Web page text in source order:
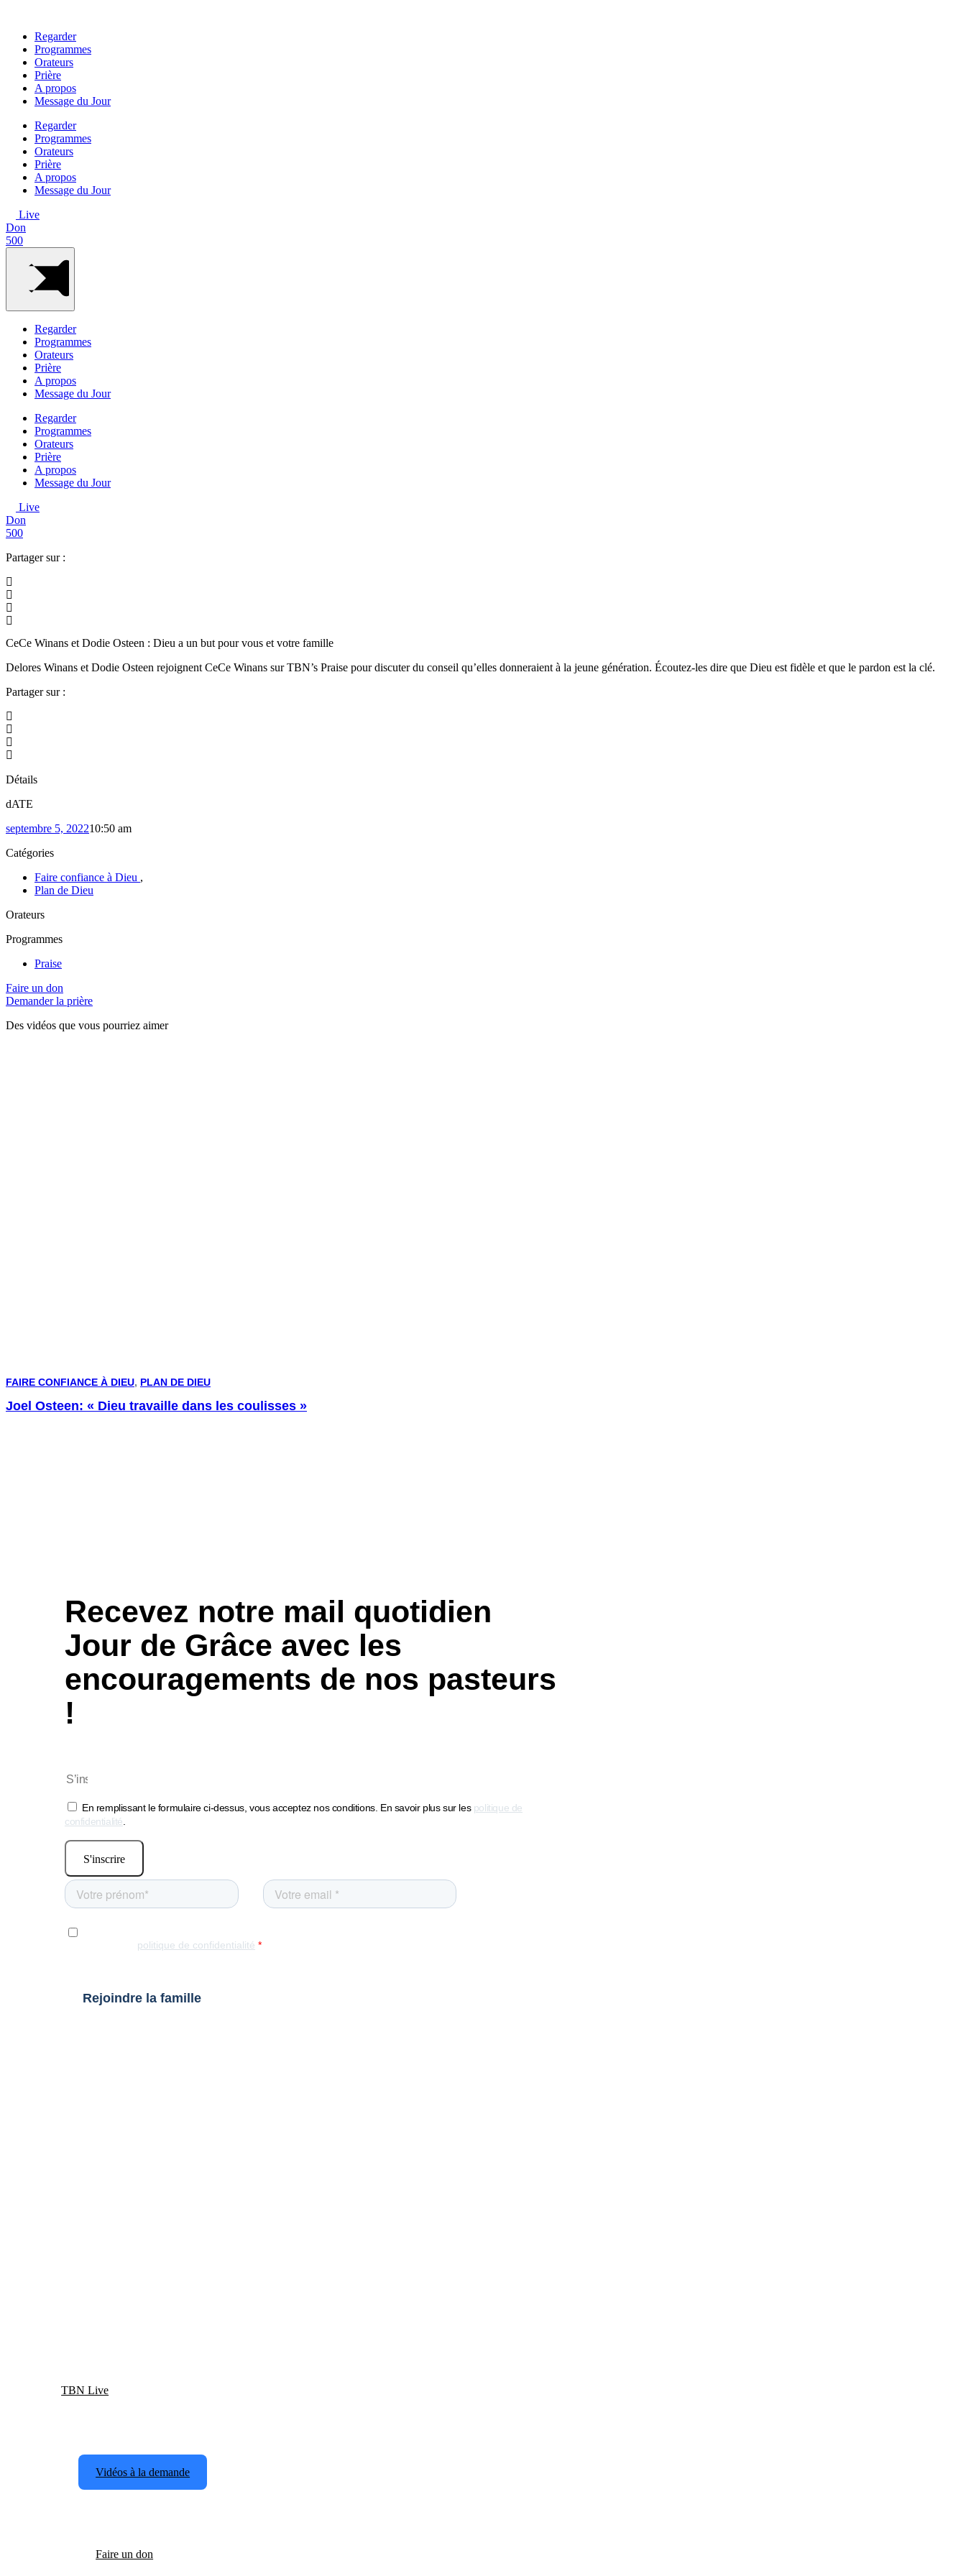
contenuRegarder
Programmes
Orateurs
Prière
A propos
Message du Jour
Regarder
Programmes
Orateurs
Prière
A propos
Message du Jour
Live
Don
500
Regarder
Programmes
Orateurs
Prière
A propos
Message du Jour
Regarder
Programmes
Orateurs
Prière
A propos
Message du Jour
Live
Don
500
Partager sur :
CeCe Winans et Dodie Osteen : Dieu a un but pour vous et votre famille
Delores Winans et Dodie Osteen rejoignent CeCe Winans sur TBN’s Praise pour discuter du conseil qu’elles donneraient à la jeune génération. Écoutez-les dire que Dieu est fidèle et que le pardon est la clé.
Partager sur :
Détails
dATE
septembre 5, 202210:50 am
Catégories
Faire confiance à Dieu ,
Plan de Dieu
Orateurs
Programmes
Praise
Faire un don
Demander la prière
Des vidéos que vous pourriez aimer
FAIRE CONFIANCE À DIEU, PLAN DE DIEU
Joel Osteen: « Dieu travaille dans les coulisses »
Recevez notre mail quotidien
Jour de Grâce avec les
encouragements de nos pasteurs
!
En remplissant le formulaire ci-dessus, vous acceptez nos conditions. En savoir plus sur les politique de
confidentialité.
S'inscrire
TBN Live
Vidéos à la demande
Faire un don